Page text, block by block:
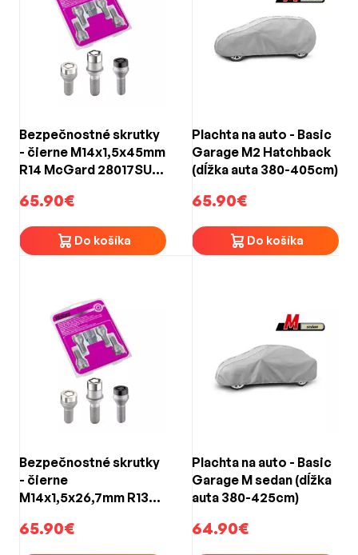
Bezpečnostné skrutky
- čierne M14x1,5x45mm
R14 McGard 28017SUB
65.90€
Do košíka
Plachta na auto - Basic
Garage M2 Hatchback
(dĺžka auta 380-405cm)
65.90€
Do košíka
Bezpečnostné skrutky
- čierne
M14x1,5x26,7mm R13
BLACK EDITION (4ks)
65.90€
Plachta na auto - Basic
Garage M sedan (dĺžka
auta 380-425cm)
64.90€